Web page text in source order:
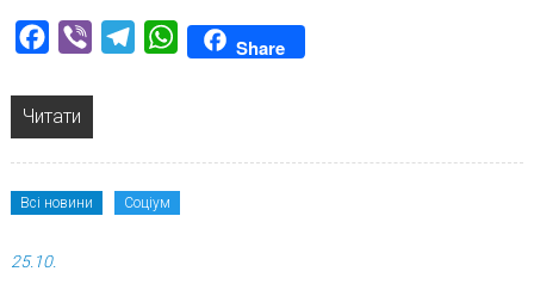
Facebook
Viber TelegramWhatsAppShare
Читати
Всі новини Соціум
25.10.